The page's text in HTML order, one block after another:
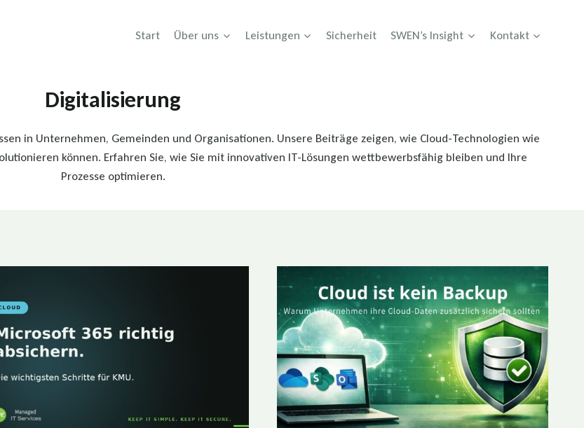
Start Über uns Leistungen Sicherheit SWEN’s Insight Kontakt
Digitalisierung
in Unternehmen, Gemeinden und Organisationen. Unsere Beiträge zeigen, wie Cloud-Technologien wie
können. Erfahren Sie, wie Sie mit innovativen IT-Lösungen wettbewerbsfähig bleiben und Ihre
Prozesse optimieren.